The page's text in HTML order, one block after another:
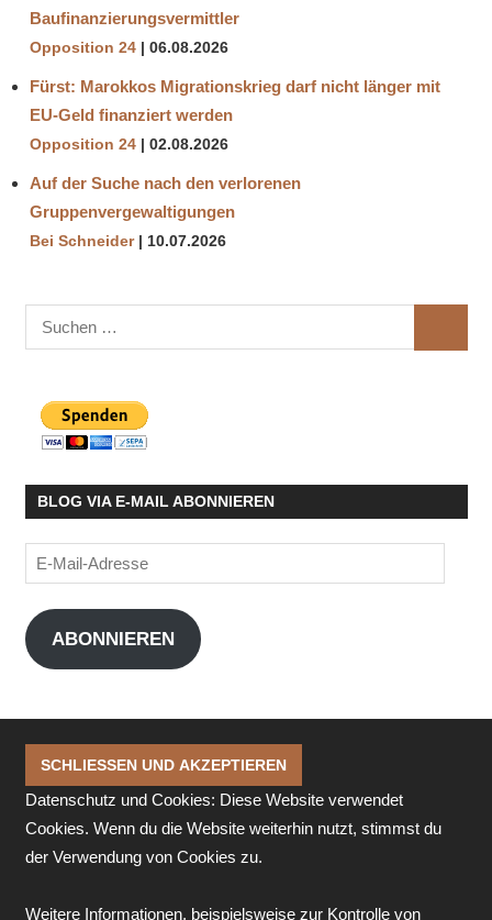
Baufinanzierungsvermittler
Opposition 24 06.08.2026
Fürst: Marokkos Migrationskrieg darf nicht länger mit
EU-Geld finanziert werden
Opposition 24 02.08.2026
Auf der Suche nach den verlorenen
Gruppenvergewaltigungen
Bei Schneider 10.07.2026
Suchen
nach:
BLOG VIA E-MAIL ABONNIEREN
E-
Mail-
Adresse
ABONNIEREN
Datenschutz und Cookies: Diese Website verwendet
Cookies. Wenn du die Website weiterhin nutzt, stimmst du
der Verwendung von Cookies zu.
Weitere Informationen, beispielsweise zur Kontrolle von